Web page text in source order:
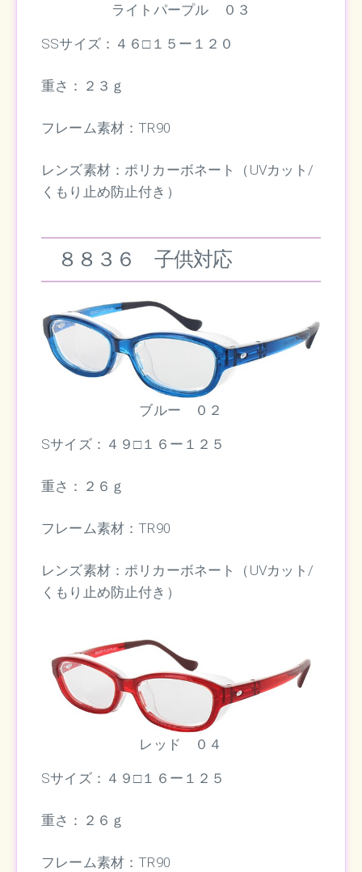
ライトパープル ０３
SSサイズ：４６□１５ー１２０
重さ：２３ｇ
フレーム素材：TR90
レンズ素材：ポリカーボネート（UVカット/
くもり止め防止付き）
８８３６ 子供対応
ブルー ０２
Sサイズ：４９□１６ー１２５
重さ：２６ｇ
フレーム素材：TR90
レンズ素材：ポリカーボネート（UVカット/
くもり止め防止付き）
レッド ０４
Sサイズ：４９□１６ー１２５
重さ：２６ｇ
フレーム素材：TR90